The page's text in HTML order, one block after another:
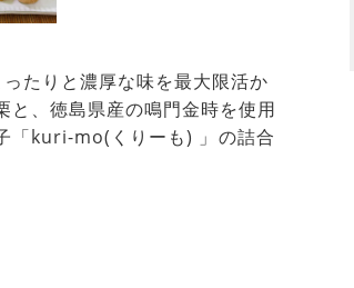
たりと濃厚な味を最大限活か
と、徳島県産の鳴門金時を使用
「kuri-mo(くりーも) 」の詰合